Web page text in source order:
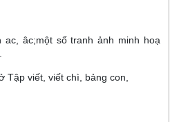
âc;một số tranh ảnh minh hoạ
Tập viết, viết chì, bảng con,